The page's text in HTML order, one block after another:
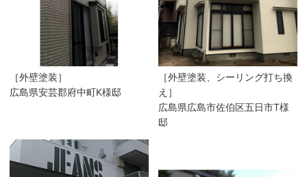
［外壁塗装］
広島県安芸郡府中町K様邸
［外壁塗装、シーリング打ち換
え］
広島県広島市佐伯区五日市T様
邸